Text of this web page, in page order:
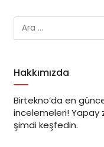
Hakkımızda
Birtekno’da en
incelemeleri! Yapay
şimdi keşfedin.